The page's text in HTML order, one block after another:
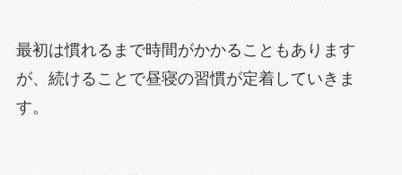
最初は慣れるまで時間がかかることもあります
が、続けることで昼寝の習慣が定着していきま
す。